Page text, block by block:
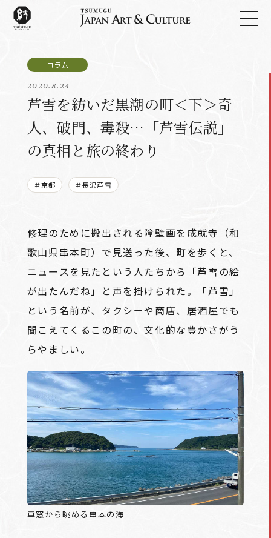
2020.8.24
芦雪を紡いだ黒潮の町＜下＞奇
人、破門、毒殺…「芦雪伝説」
の真相と旅の終わり
＃京都 ＃長沢芦雪
修理のために搬出される障壁画を成就寺（和
歌山県串本町）で見送った後、町を歩くと、
ニュースを見たという人たちから「芦雪の絵
が出たんだね」と声を掛けられた。「芦雪」
という名前が、タクシーや商店、居酒屋でも
聞こえてくるこの町の、文化的な豊かさがう
らやましい。
車窓から眺める串本の海